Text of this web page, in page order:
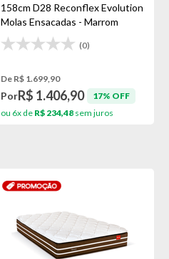
158cm D28 Reconflex Evolution
Molas Ensacadas - Marrom
(0)
De R$ 1.699,90
PorR$ 1.406,90
17% OFF
ou 6x de R$ 234,48 sem juros